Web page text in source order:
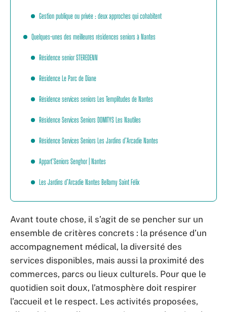
Gestion publique ou privée : deux approches qui cohabitent
Quelques-unes des meilleures résidences seniors à Nantes
Résidence senior STEREDENN
Résidence Le Parc de Diane
Résidence services seniors Les Templitudes de Nantes
Résidence Services Seniors DOMITYS Les Nautiles
Résidence Services Seniors Les Jardins d’Arcadie Nantes
Appart’Seniors Senghor | Nantes
Les Jardins d’Arcadie Nantes Bellamy Saint Félix
Avant toute chose, il s’agit de se pencher sur un
ensemble de critères concrets : la présence d’un
accompagnement médical, la diversité des
services disponibles, mais aussi la proximité des
commerces, parcs ou lieux culturels. Pour que le
quotidien soit doux, l’atmosphère doit respirer
l’accueil et le respect. Les activités proposées,